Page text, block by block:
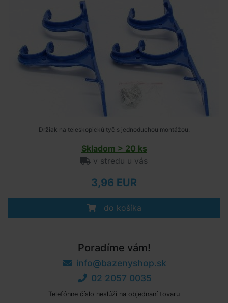
Držiak na teleskopickú tyč s jednoduchou montážou.
Skladom > 20 ks
v stredu u vás
3,96 EUR
do košíka
Poradíme vám!
info@bazenyshop.sk
02 2057 0035
Telefónne číslo neslúži na objednaní tovaru